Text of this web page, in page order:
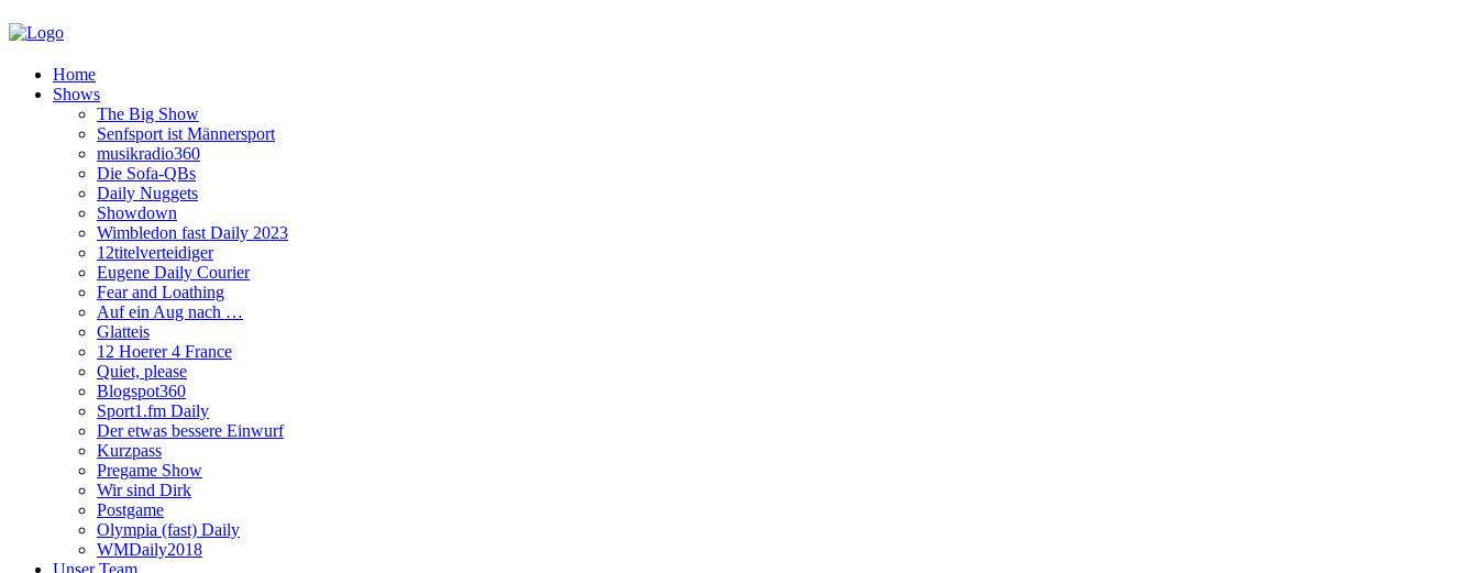
Home
Shows
The Big Show
Senfsport ist Männersport
musikradio360
Die Sofa-QBs
Daily Nuggets
Showdown
Wimbledon fast Daily 2023
12titelverteidiger
Eugene Daily Courier
Fear and Loathing
Auf ein Aug nach …
Glatteis
12 Hoerer 4 France
Quiet, please
Blogspot360
Sport1.fm Daily
Der etwas bessere Einwurf
Kurzpass
Pregame Show
Wir sind Dirk
Postgame
Olympia (fast) Daily
WMDaily2018